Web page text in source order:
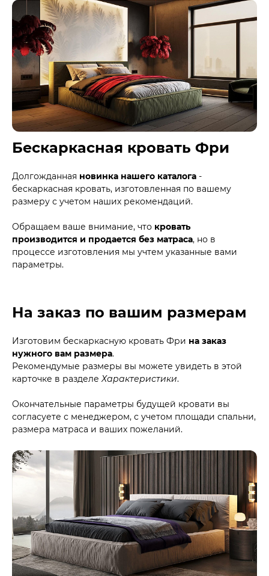
Бескаркасная кровать Фри
Долгожданная новинка нашего каталога -
бескаркасная кровать, изготовленная по вашему
размеру с учетом наших рекомендаций.
Обращаем ваше внимание, что кровать
производится и продается без матраса, но в
процессе изготовления мы учтем указанные вами
параметры.
На заказ по вашим размерам
Изготовим бескаркасную кровать Фри на заказ
нужного вам размера.
Рекомендумые размеры вы можете увидеть в этой
карточке в разделеХарактеристики.
Окончательные параметры будущей кровати вы
согласуете с менеджером, с учетом площади спальни,
размера матраса и ваших пожеланий.